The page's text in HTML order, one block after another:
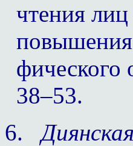
чтения
38–53.
6.